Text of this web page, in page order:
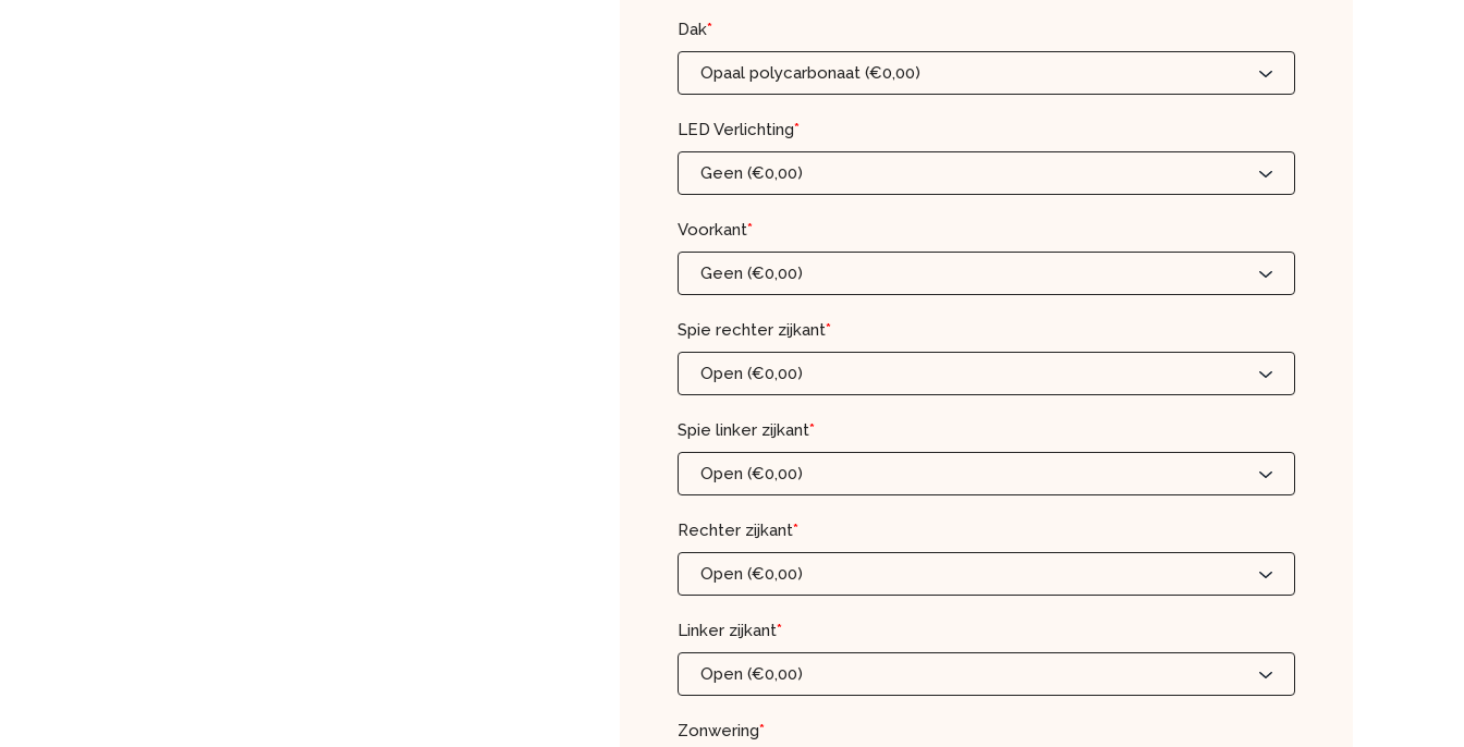
Dak*
Opaal polycarbonaat (€0,00)
LED Verlichting*
Geen (€0,00)
Voorkant*
Geen (€0,00)
Spie rechter zijkant*
Open (€0,00)
Spie linker zijkant*
Open (€0,00)
Rechter zijkant*
Open (€0,00)
Linker zijkant*
Open (€0,00)
Zonwering*